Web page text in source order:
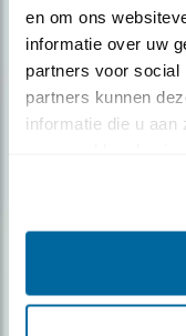
en om ons
informatie over uw
partners voor social
partners kunnen
informatie die u aan
Ontvang 5 x